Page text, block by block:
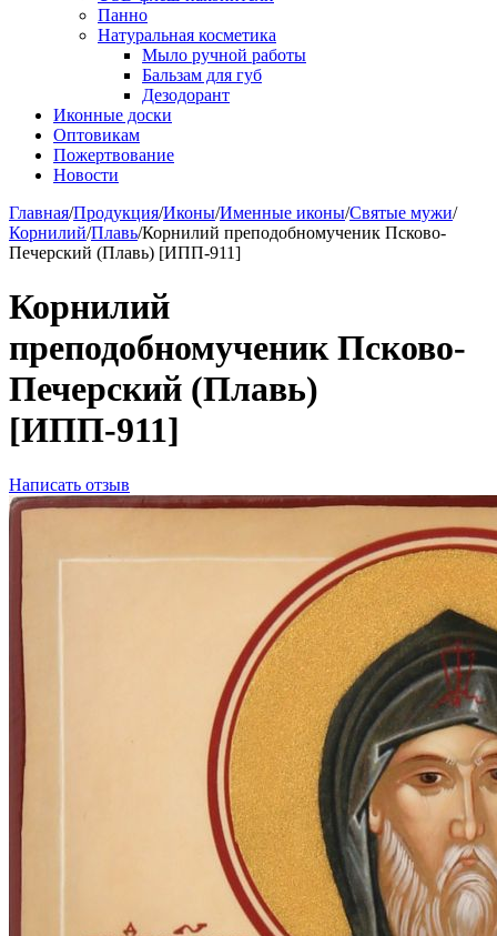
Панно
Натуральная косметика
Мыло ручной работы
Бальзам для губ
Дезодорант
Иконные доски
Оптовикам
Пожертвование
Новости
Главная/Продукция/Иконы/Именные иконы/Святые мужи/
Корнилий/Плавь/Корнилий преподобномученик Псково-
Печерский (Плавь) [ИПП-911]
Корнилий
преподобномученик Псково-
Печерский (Плавь)
[ИПП-911]
Написать отзыв